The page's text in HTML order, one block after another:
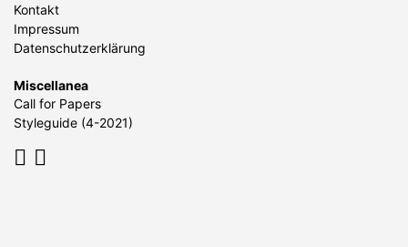
Kontakt
Impressum
Datenschutzerklärung
Miscellanea
Call for Papers
Styleguide (4-2021)